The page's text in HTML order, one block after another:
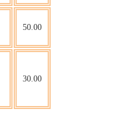
50.00
30.00